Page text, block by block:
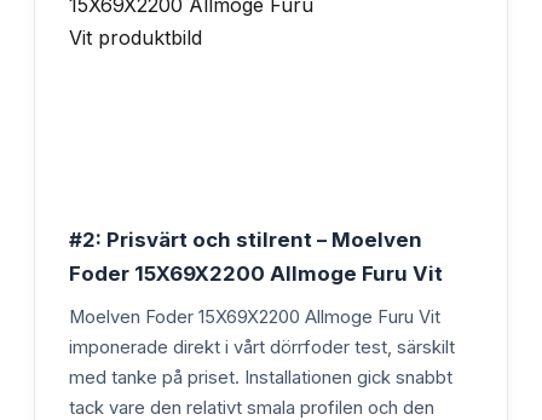
#2: Prisvärt och stilrent – Moelven
Foder 15X69X2200 Allmoge Furu Vit
Moelven Foder 15X69X2200 Allmoge Furu Vit
imponerade direkt i vårt dörrfoder test, särskilt
med tanke på priset. Installationen gick snabbt
tack vare den relativt smala profilen och den